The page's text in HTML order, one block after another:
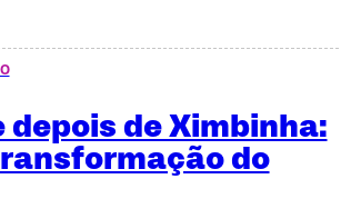
depois de Ximbinha:
do